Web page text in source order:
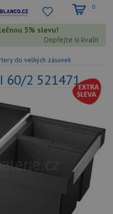
0
5% slevu!
Dopřejte si kvalitu
do velkých zásuvek
60/2 521471